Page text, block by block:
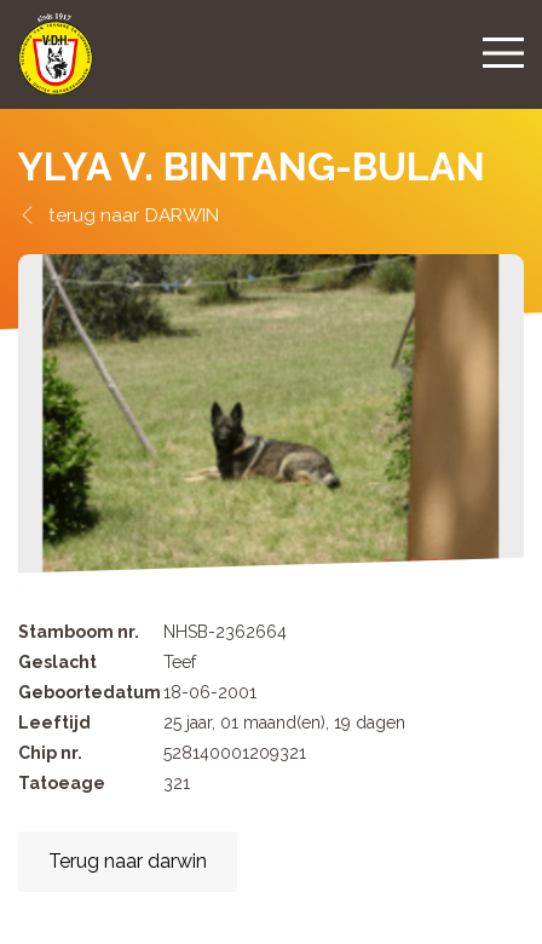
YLYA V. BINTANG-BULAN
DARWIN
Stamboom nr.
NHSB-2362664
Geslacht
Teef
Geboortedatum18-06-2001
Leeftijd
25 jaar, 01 maand(en), 19 dagen
Chip nr.
528140001209321
Tatoeage
321
Terug naar darwin